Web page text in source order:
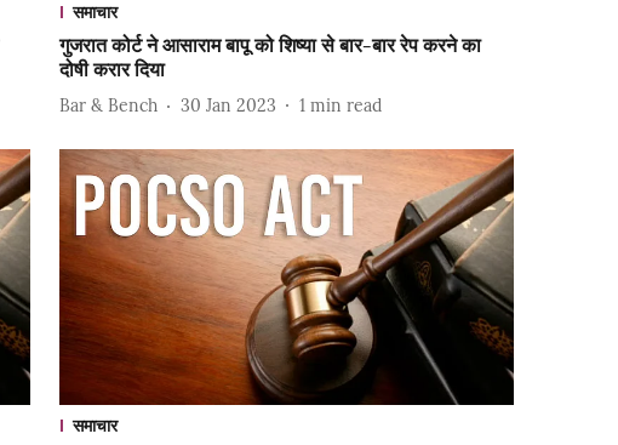
समाचार
गुजरात कोर्ट ने आसाराम बापू को शिष्या से बार-बार रेप करने का
दोषी करार दिया
Bar & Bench 30 Jan 2023 1 min read
समाचार